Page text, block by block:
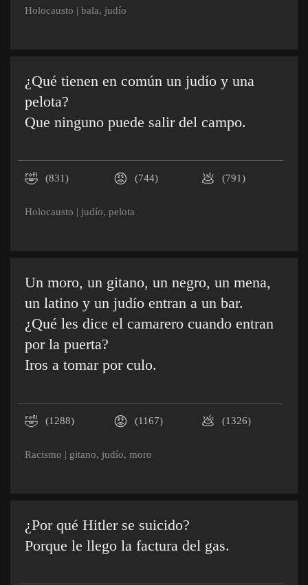
Holocausto | bala, judío
¿Qué tienen en común un judío y una
pelota?
Que ninguno puede salir del campo.
🤣 (831) 😡 (744) 💩 (791)
Holocausto | judío, pelota
Un moro, un gitano, un negro, un mena,
un latino y un judío entran a un bar.
¿Qué les dice el camarero cuando entran
por la puerta?
Iros a tomar por culo.
🤣 (1288) 😡 (1167) 💩 (1326)
Racismo | gitano, judío, moro
¿Por qué Hitler se suicido?
Porque le llego la factura del gas.